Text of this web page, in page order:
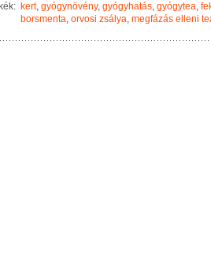
kert, gyógynövény, gyógyhatás, gyógytea,
borsmenta, orvosi zsálya, megfázás elleni